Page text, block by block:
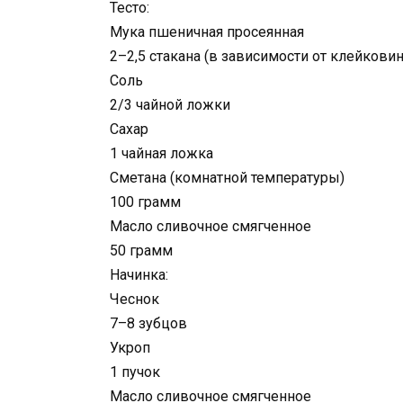
Тесто:
Мука пшеничная просеянная
2–2,5 стакана (в зависимости от
Соль
2/3 чайной ложки
Сахар
1 чайная ложка
Сметана (комнатной температуры)
100 грамм
Масло сливочное смягченное
50 грамм
Начинка:
Чеснок
7–8 зубцов
Укроп
1 пучок
Масло сливочное смягченное